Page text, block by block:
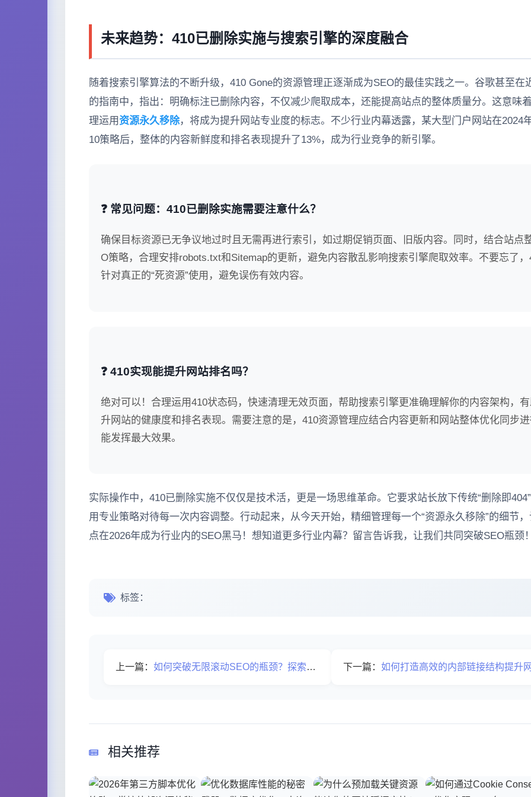
未来趋势：410已删除实施与搜索引擎的深度融合
随着搜索引擎算法的不断升级，410 Gone的资源管理正逐渐成为SEO的最佳实践之一。谷歌甚至在
的指南中，指出：明确标注已删除内容，不仅减少爬取成本，还能提高站点的整体质量分。这意味
理运用 资源永久移除，将成为提升网站专业度的标志。不少行业内幕透露，某大型门户网站在2024
10策略后，整体的内容新鲜度和排名表现提升了13%，成为行业竞争的新引擎。
❓ 常见问题：410已删除实施需要注意什么？
确保目标资源已无争议地过时且无需再进行索引，如过期促销页面、旧版内容。同时，结合站点
O策略，合理安排robots.txt和Sitemap的更新，避免内容散乱影响搜索引擎爬取效率。不要忘了，
针对真正的“死资源”使用，避免误伤有效内容。
❓ 410实现能提升网站排名吗？
绝对可以！合理运用410状态码，快速清理无效页面，帮助搜索引擎更准确理解你的内容架构，
升网站的健康度和排名表现。需要注意的是，410资源管理应结合内容更新和网站整体优化同步
能发挥最大效果。
实际操作中，410已删除实施不仅仅是技术活，更是一场思维革命。它要求站长放下传统“删除即
用专业策略对待每一次内容调整。行动起来，从今天开始，精细管理每一个“资源永久移除”的细节
点在2026年成为行业内的SEO黑马！想知道更多行业内幕？留言告诉我，让我们共同突破SEO瓶颈
标签：
上一篇： 如何突破无限滚动SEO的瓶颈？探索AJAX加载内容索引的关键 下一篇： 如何打造高效的内部链接结构提升网站权重流
相关推荐